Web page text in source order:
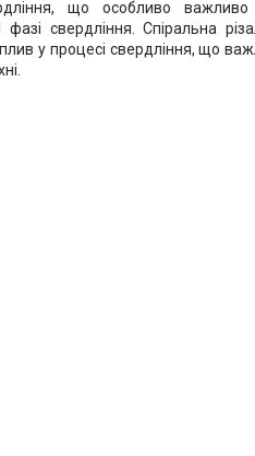
що особливо
свердління. Спіральна
у процесі свердління, що